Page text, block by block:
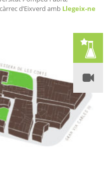
d’Eixverd amb Llegeix-ne